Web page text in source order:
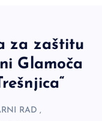
za zaštitu
Glamoča
RAD ,